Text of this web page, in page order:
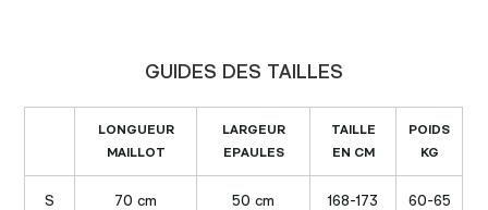
GUIDES DES TAILLES
LONGUEUR
MAILLOT
LARGEUR
EPAULES
TAILLE
EN CM
POIDS
KG
S 70 cm 50 cm 168-173 60-65